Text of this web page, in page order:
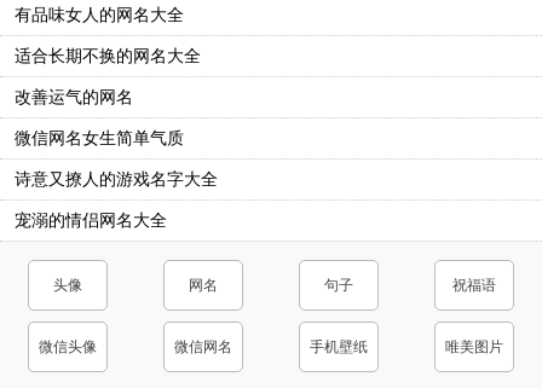
有品味女人的网名大全
适合长期不换的网名大全
改善运气的网名
微信网名女生简单气质
诗意又撩人的游戏名字大全
宠溺的情侣网名大全
头像 网名 句子 祝福语
微信头像 微信网名 手机壁纸 唯美图片